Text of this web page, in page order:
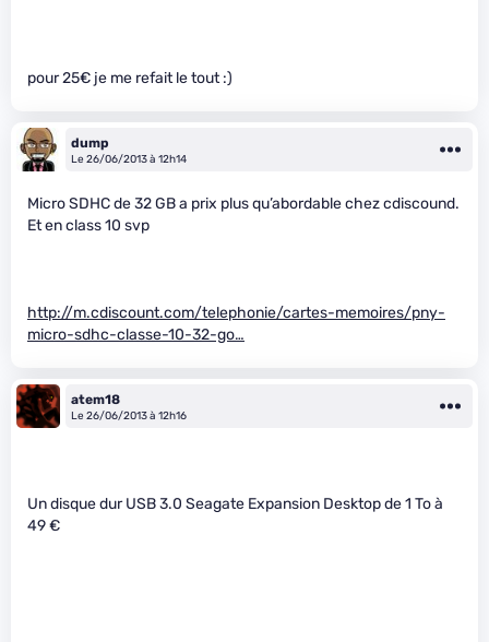
pour 25€ je me refait le tout :)
dump
Le 26/06/2013 à 12h14
Micro SDHC de 32 GB a prix plus qu’abordable chez cdiscound.
Et en class 10 svp
http://m.cdiscount.com/telephonie/cartes-memoires/pny-
micro-sdhc-classe-10-32-go…
atem18
Le 26/06/2013 à 12h16
Un disque dur USB 3.0 Seagate Expansion Desktop de 1 To à
49 €